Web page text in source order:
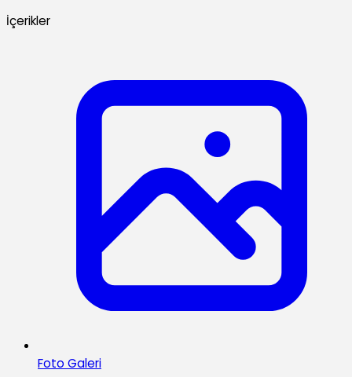
İçerikler
Foto Galeri